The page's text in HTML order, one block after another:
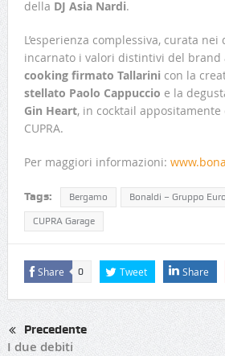
della DJ Asia Nardi.
L’esperienza complessiva, curata nei
incarnato i valori distintivi del brand
cooking firmato Tallarini con la
stellato Paolo Cappuccio e la
Gin Heart, in cocktail
CUPRA.
Per maggiori informazioni:
Tags: Bergamo Bonaldi – Gruppo
CUPRA Garage
Share 0 Tweet Share
Precedente
I due debiti